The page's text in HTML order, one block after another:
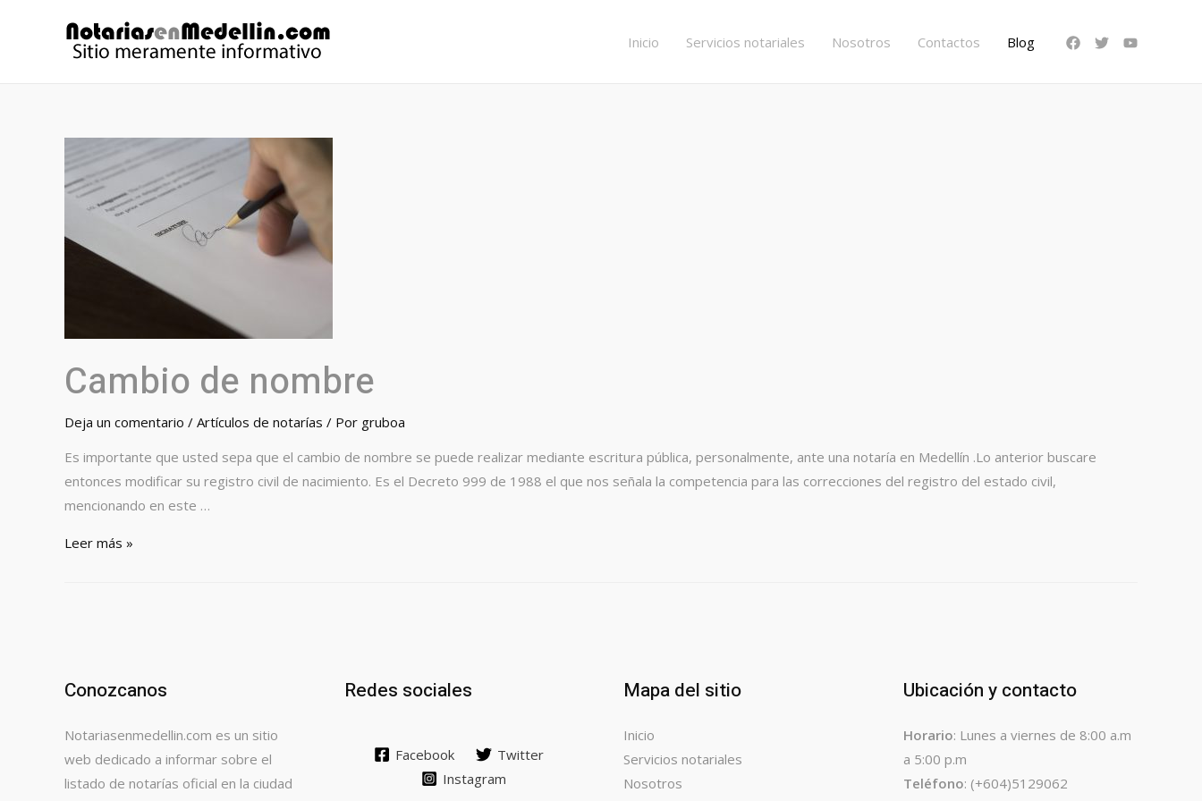
Inicio Servicios notariales Nosotros Contactos Blog
Cambio de nombre
Deja un comentario / Artículos de notarías / Por gruboa
Es importante que usted sepa que el cambio de nombre se puede realizar mediante escritura pública, personalmente, ante una notaría en Medellín .Lo anterior buscare
entonces modificar su registro civil de nacimiento. Es el Decreto 999 de 1988 el que nos señala la competencia para las correcciones del registro del estado civil,
mencionando en este …
Cambio
Leer más »
Conozcanos
Notariasenmedellin.com es un sitio
web dedicado a informar sobre el
listado de notarías oficial en la ciudad
Redes sociales
Facebook
Twitter
Instagram
Mapa del sitio
Inicio
Servicios notariales
Nosotros
Ubicación y contacto
Horario: Lunes a viernes de 8:00 a.m
a 5:00 p.m
Teléfono: (+604)5129062